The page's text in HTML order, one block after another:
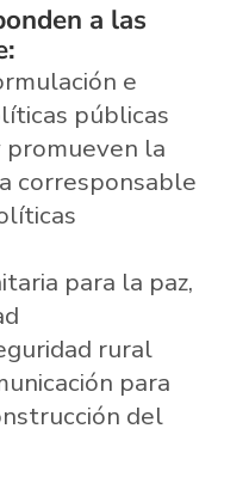
a las
e
públicas
promueven la
corresponsable
para la paz,
rural
para
del